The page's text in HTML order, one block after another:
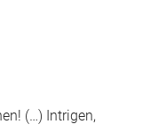
(…) Intrigen,